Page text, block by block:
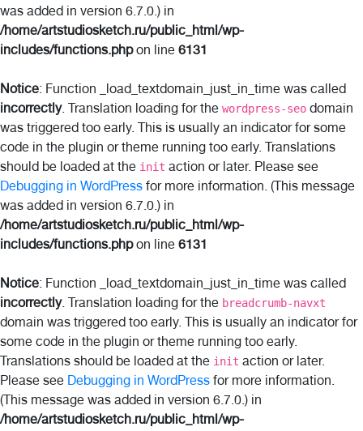
was added in version 6.7.0.) in
/home/artstudiosketch.ru/public_html/wp-
includes/functions.phpon line 6131
Notice: Function _load_textdomain_just_in_time was called
incorrectly. Translation loading for the wordpress-seo domain
was triggered too early. This is usually an indicator for some
code in the plugin or theme running too early. Translations
should be loaded at the init action or later. Please see
Debugging in WordPress for more information. (This message
was added in version 6.7.0.) in
/home/artstudiosketch.ru/public_html/wp-
includes/functions.phpon line 6131
Notice: Function _load_textdomain_just_in_time was called
incorrectly. Translation loading for the breadcrumb-navxt
domain was triggered too early. This is usually an indicator for
some code in the plugin or theme running too early.
Translations should be loaded at the init action or later.
Please see Debugging in WordPress for more information.
(This message was added in version 6.7.0.) in
/home/artstudiosketch.ru/public_html/wp-